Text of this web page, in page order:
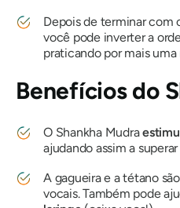
Depois de terminar com
você pode inverter a
praticando por mais uma
Benefícios do
O Shankha Mudra
ajudando assim a
A gagueira e a tétano
vocais. Também pode